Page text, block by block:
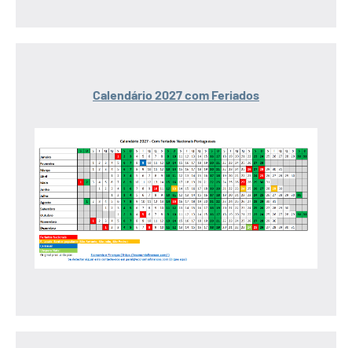
Calendário 2027 com Feriados